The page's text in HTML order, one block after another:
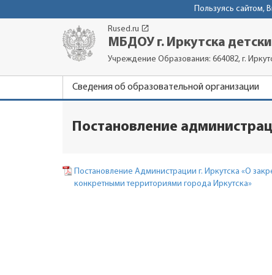
Пользуясь сайтом,
Rused.ru launch
МБДОУ г. Иркутска
Учреждение Образования: 664082, г.
Сведения об образовательной организации
Постановление
Постановление Администрации г. Иркутска «О
конкретными территориями города Иркутска»